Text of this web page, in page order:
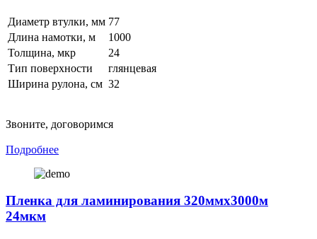
Диаметр втулки, мм 77
Длина намотки, м
1000
Толщина, мкр
24
Тип поверхности
глянцевая
Ширина рулона, см 32
Звоните, договоримся
Подробнее
Пленка для ламинирования 320ммх3000м
24мкм